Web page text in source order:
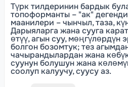
Түрк тилдеринин бардык
топоформанты – "ак"
маанилери – чынчыл, таза,
Дарыяларга жана сууга
өтүү, агын суу, мөңгүлөрдүн
болгон бозомтук; тез
чачырандылардан жана
суунун болушун жана
соолуп калуучу, суусу аз.